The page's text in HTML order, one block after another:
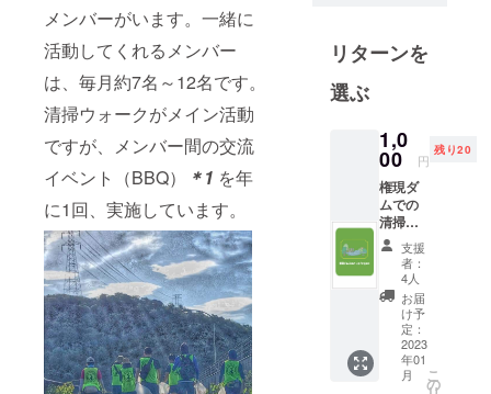
メンバーがいます。一緒に
活動してくれるメンバー
は、毎月約7名～12名です。
清掃ウォークがメイン活動
ですが、メンバー間の交流
イベント（BBQ）
＊1 を年
に1回、実施しています。
グ）として
活用される
ことを夢見
を開始。
当初は1人で
の活動でし
たが、一緒
に活動して
くれる仲間
が少しずつ
増えていま
清掃活動
は、加古川
リターンを
選ぶ
1,0
00 円
残り20
権現ダ
ムでの
清掃活
動をイ
メージ
したオ
リジナ
ルデザ
インポ
スト
カード
をお届
支援
者：
4人
お届
け予
定：
2023
年01
月
こ
の